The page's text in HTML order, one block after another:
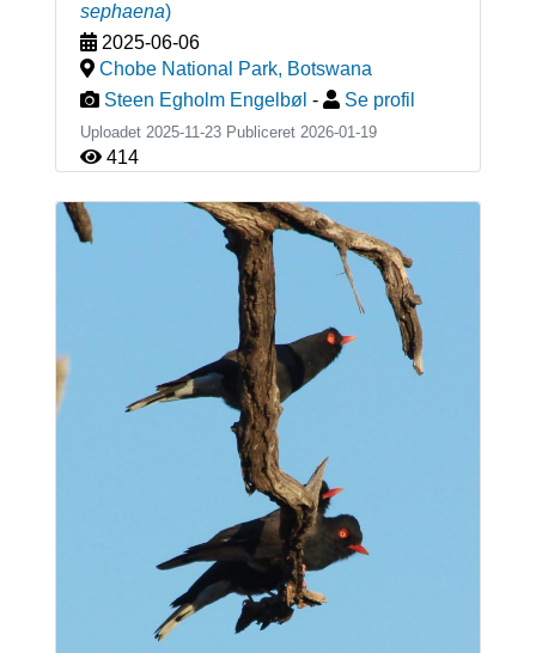
sephaena)
2025-06-06
Chobe National Park, Botswana
Steen Egholm Engelbøl - Se profil
Uploadet 2025-11-23 Publiceret 2026-01-19
414